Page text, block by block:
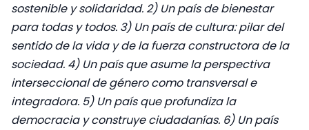
sostenible y solidaridad. 2) Un país de bienestar
para todas y todos. 3) Un país de cultura: pilar del
sentido de la vida y de la fuerza constructora de la
sociedad. 4) Un país que asume la perspectiva
interseccional de género como transversal e
integradora. 5) Un país que profundiza la
democracia y construye ciudadanías. 6) Un país